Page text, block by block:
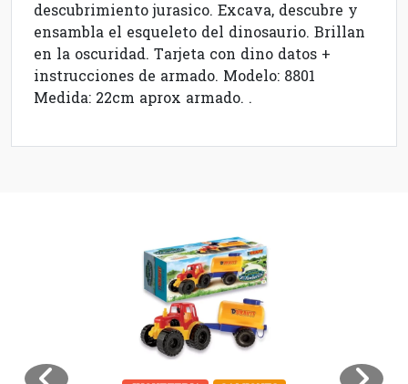
descubrimiento jurasico. Excava, descubre y
ensambla el esqueleto del dinosaurio. Brillan
en la oscuridad. Tarjeta con dino datos +
instrucciones de armado. Modelo: 8801
Medida: 22cm aprox armado. .